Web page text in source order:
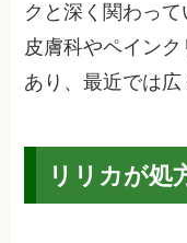
クと深く関わって
皮膚科やペイン
あり、最近では広
リリカが処